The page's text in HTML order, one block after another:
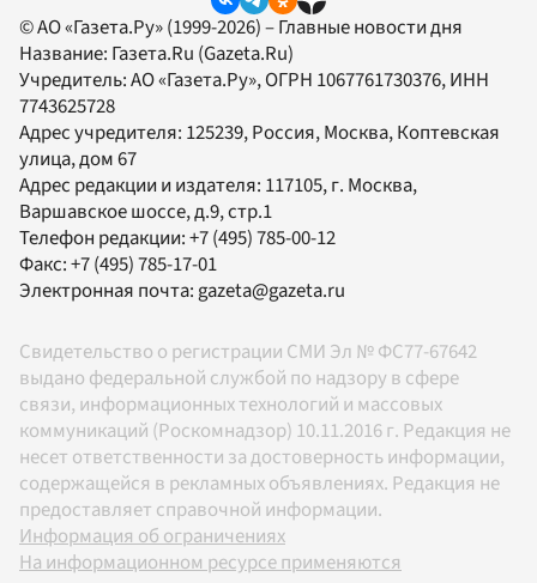
© АО «Газета.Ру» (1999-2026) – Главные новости дня
Название: Газета.Ru (Gazeta.Ru)
Учредитель:АО «Газета.Ру», ОГРН 1067761730376, ИНН
7743625728
Адрес учредителя: 125239, Россия, Москва, Коптевская
улица, дом 67
Адрес редакции и издателя: 117105, г. Москва,
Варшавское шоссе, д.9, стр.1
Телефон редакции:+7 (495) 785-00-12
Факс:+7 (495) 785-17-01
Электронная почта:gazeta@gazeta.ru
Свидетельство о регистрации СМИ Эл № ФС77-67642
выдано федеральной службой по надзору в сфере
связи, информационных технологий и массовых
коммуникаций (Роскомнадзор) 10.11.2016 г. Редакция не
несет ответственности за достоверность информации,
содержащейся в рекламных объявлениях. Редакция не
предоставляет справочной информации.
Информация об ограничениях
На информационном ресурсе применяются